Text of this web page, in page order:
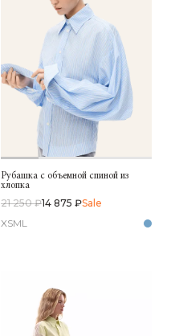
Рубашка с объемной спиной из
хлопка
21 250 ₽14 875 ₽Sale
XSML